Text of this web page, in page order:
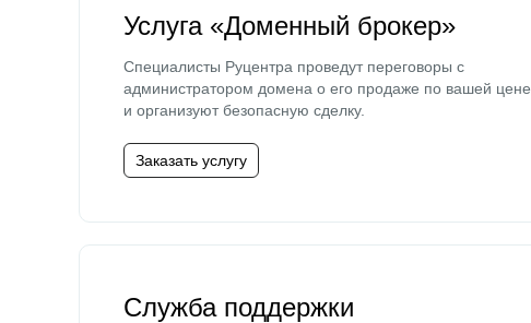
Услуга «Доменный брокер»
Специалисты Руцентра проведут переговоры с
администратором домена о его продаже по вашей цене
и организуют безопасную сделку.
Заказать услугу
Служба поддержки